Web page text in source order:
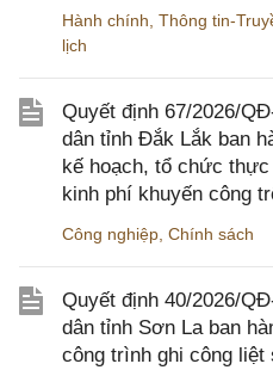
Hành chính Thông tin-
lịch
Quyết định 67/2026/
dân tỉnh Đắk Lắk ban
kế hoạch, tổ chức
kinh phí khuyến công
Công nghiệp Chính sách
Quyết định 40/2026/
dân tỉnh Sơn La ban
công trình ghi công